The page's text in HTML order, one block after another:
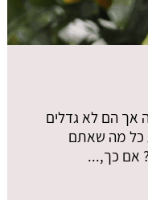
אך הם לא גדלים
כל מה שאתם
אם כך,...